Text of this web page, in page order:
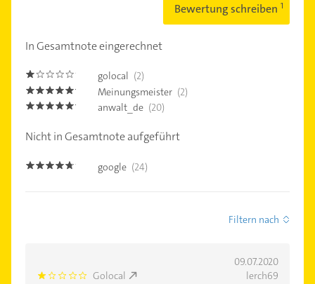
Bewertung schreiben
In Gesamtnote eingerechnet
1.0 golocal (2)
5.0 Meinungsmeister (2)
5.0 anwalt_de (20)
Nicht in Gesamtnote aufgeführt
4.6 google (24)
Filtern nach
09.07.2020
1.0 Golocal lerch69